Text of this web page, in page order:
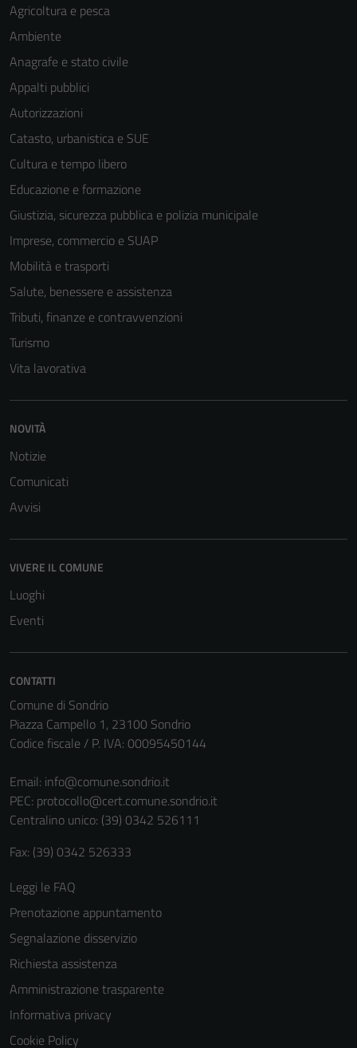
Agricoltura e pesca
Ambiente
Anagrafe e stato civile
Appalti pubblici
Autorizzazioni
Catasto, urbanistica e SUE
Cultura e tempo libero
Educazione e formazione
Giustizia, sicurezza pubblica e polizia municipale
Imprese, commercio e SUAP
Mobilità e trasporti
Salute, benessere e assistenza
Tributi, finanze e contravvenzioni
Turismo
Vita lavorativa
NOVITÀ
Notizie
Comunicati
Avvisi
VIVERE IL COMUNE
Luoghi
Eventi
CONTATTI
Comune di Sondrio
Piazza Campello 1, 23100 Sondrio
Codice fiscale / P. IVA: 00095450144
Email: info@comune.sondrio.it
PEC: protocollo@cert.comune.sondrio.it
Centralino unico: (39) 0342 526111
Fax: (39) 0342 526333
Leggi le FAQ
Prenotazione appuntamento
Segnalazione disservizio
Richiesta assistenza
Amministrazione trasparente
Informativa privacy
Cookie Policy